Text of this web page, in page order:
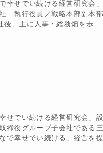
せでい続ける経営研究会」
執行役員／戦略本部副本部
後、主に人事・総務畑を歩
でい続ける経営研究会」設
締役グループ子会社である三
で幸せでい続ける」経営を提